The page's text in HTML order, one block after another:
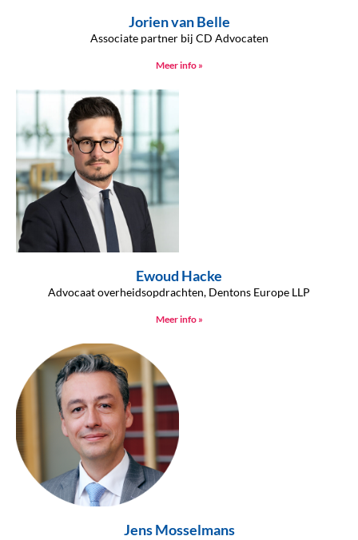
Jorien van Belle
Associate partner bij CD Advocaten
Meer info »
Ewoud Hacke
Advocaat overheidsopdrachten, Dentons Europe LLP
Meer info »
Jens Mosselmans